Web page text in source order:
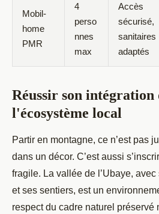
Mobil-
home
PMR
4
perso
nnes
max
Accès
sécurisé,
sanitaires
adaptés
Réussir son intégration
l'écosystème local
Partir en montagne, ce n’est pas
dans un décor. C’est aussi
fragile. La vallée de l’Ubaye,
et ses sentiers, est un
respect du cadre naturel préservé